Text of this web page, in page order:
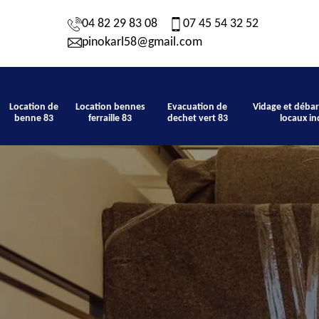
04 82 29 83 08
07 45 54 32 52
pinokarl58@gmail.com
Location de
benne 83
Location bennes
ferraille 83
Evacuation de
dechet vert 83
Vidage et
locaux